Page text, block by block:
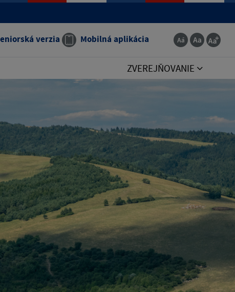
verzia Mobilná aplikácia
ZVEREJŇOVANIE